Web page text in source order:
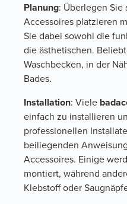
Planung: Überlegen Sie
Accessoires platzieren
Sie dabei sowohl die
die ästhetischen.
Waschbecken, in der
Bades.
Installation: Viele
einfach zu installieren
professionellen
beiliegenden
Accessoires. Einige
montiert, während
Klebstoff oder